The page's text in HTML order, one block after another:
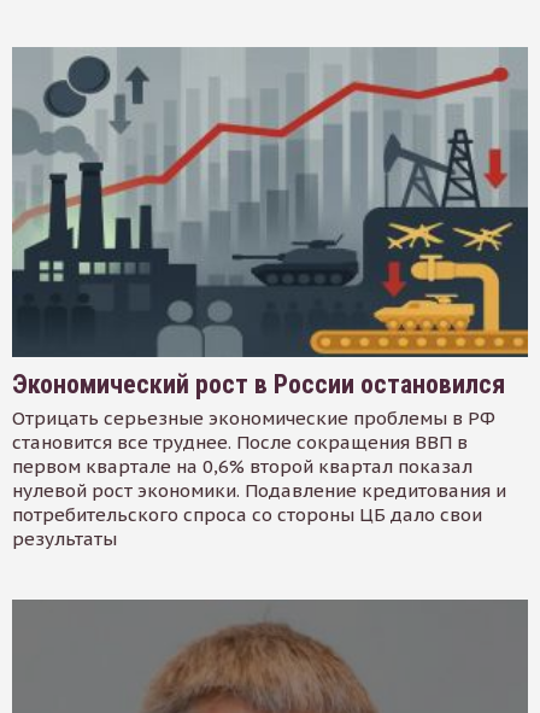
Экономический рост в России остановился
Отрицать серьезные экономические проблемы в РФ
становится все труднее. После сокращения ВВП в
первом квартале на 0,6% второй квартал показал
нулевой рост экономики. Подавление кредитования и
потребительского спроса со стороны ЦБ дало свои
результаты